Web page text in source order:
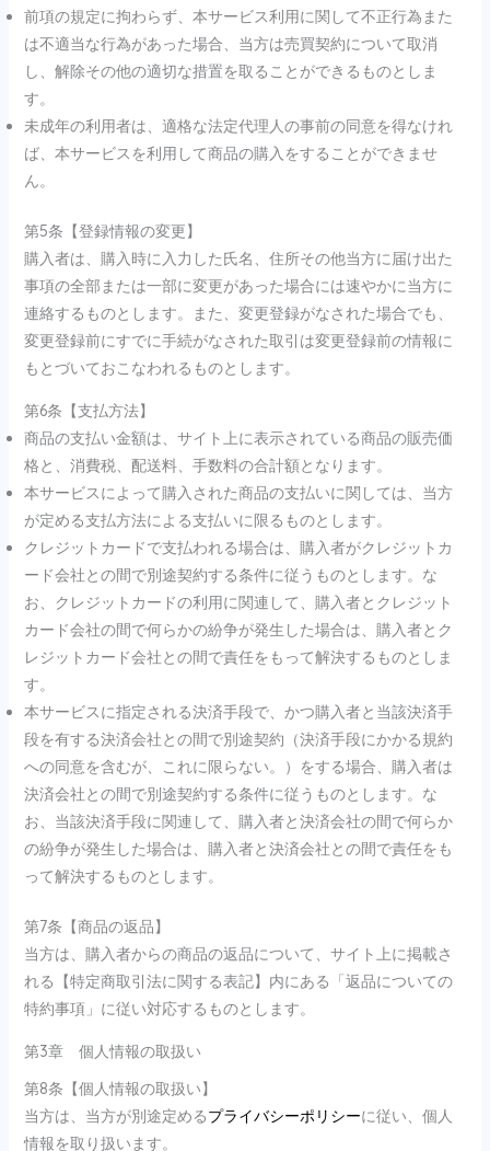
前項の規定に拘わらず、本サービス利用に関して不正行為また
は不適当な行為があった場合、当方は売買契約について取消
し、解除その他の適切な措置を取ることができるものとしま
す。
未成年の利用者は、適格な法定代理人の事前の同意を得なけれ
ば、本サービスを利用して商品の購入をすることができませ
ん。
第5条【登録情報の変更】
購入者は、購入時に入力した氏名、住所その他当方に届け出た
事項の全部または一部に変更があった場合には速やかに当方に
連絡するものとします。また、変更登録がなされた場合でも、
変更登録前にすでに手続がなされた取引は変更登録前の情報に
もとづいておこなわれるものとします。
第6条【支払方法】
商品の支払い金額は、サイト上に表示されている商品の販売価
格と、消費税、配送料、手数料の合計額となります。
本サービスによって購入された商品の支払いに関しては、当方
が定める支払方法による支払いに限るものとします。
クレジットカードで支払われる場合は、購入者がクレジットカ
ード会社との間で別途契約する条件に従うものとします。な
お、クレジットカードの利用に関連して、購入者とクレジット
カード会社の間で何らかの紛争が発生した場合は、購入者とク
レジットカード会社との間で責任をもって解決するものとしま
す。
本サービスに指定される決済手段で、かつ購入者と当該決済手
段を有する決済会社との間で別途契約（決済手段にかかる規約
への同意を含むが、これに限らない。）をする場合、購入者は
決済会社との間で別途契約する条件に従うものとします。な
お、当該決済手段に関連して、購入者と決済会社の間で何らか
の紛争が発生した場合は、購入者と決済会社との間で責任をも
って解決するものとします。
第7条【商品の返品】
当方は、購入者からの商品の返品について、サイト上に掲載さ
れる【特定商取引法に関する表記】内にある「返品についての
特約事項」に従い対応するものとします。
第3章 個人情報の取扱い
第8条【個人情報の取扱い】
当方は、当方が別途定めるプライバシーポリシーに従い、個人
情報を取り扱います。